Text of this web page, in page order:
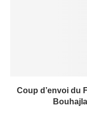
Coup d’envoi du